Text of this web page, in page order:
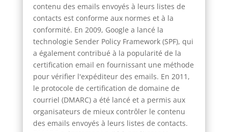
contenu des emails envoyés à leurs listes de
contacts est conforme aux normes et à la
conformité. En 2009, Google a lancé la
technologie Sender Policy Framework (SPF), qui
a également contribué à la popularité de la
certification email en fournissant une méthode
pour vérifier l'expéditeur des emails. En 2011,
le protocole de certification de domaine de
courriel (DMARC) a été lancé et a permis aux
organisateurs de mieux contrôler le contenu
des emails envoyés à leurs listes de contacts.